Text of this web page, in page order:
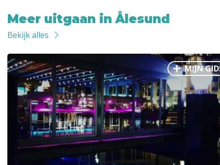
Meer uitgaan in Ålesund
Bekijk alles
MIJN